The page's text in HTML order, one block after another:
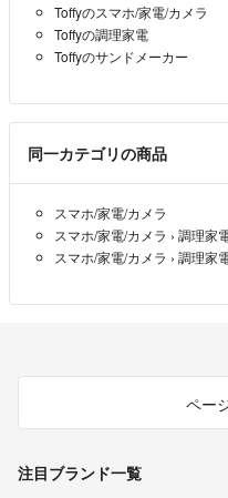
※コメント・お値下げ交渉
・非常識なコメント、執拗な
ブロックおよび通報します。
す。
・値下げ交渉による専用出品
す。時間を過ぎた場合は専用を
※梱包・発送について
・連絡、発送（国内のみ）は
・梱包はリサイクル資材を使
・なるべく追跡可能なゆうパ
・商品は自宅保管品（喫煙者
到着後の洗濯等をおすすめしま
Toffyのスマホ/家電/カメラ
Toffyの調理家電
Toffyのサンドメーカー
同一カテゴリの商品
スマホ/家電/カメラ
スマホ/家電/カメラ › 調理家
スマホ/家電/カメラ › 調理家
ペー
注目ブランド一覧